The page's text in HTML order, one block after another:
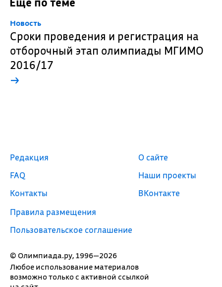
Новость
Сроки проведения и регистрация на
отборочный этап олимпиады МГИМО
2016/17
→
© Олимпиада.ру, 1996—2026
Любое использование материалов
возможно только с активной ссылкой
Редакция
FAQ
Контакты
Правила размещения
Пользовательское соглашение
О сайте
Наши проекты
ВКонтакте